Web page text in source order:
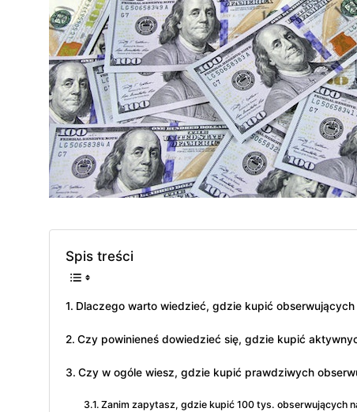
Spis treści
Dlaczego warto wiedzieć, gdzie kupić obserwujących
Czy powinieneś dowiedzieć się, gdzie kupić
Czy w ogóle wiesz, gdzie kupić prawdziwych
Zanim zapytasz, gdzie kupić 100 tys. obserwujących